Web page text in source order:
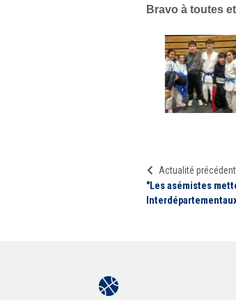
Bravo à toutes
Actualité
"Les asémistes